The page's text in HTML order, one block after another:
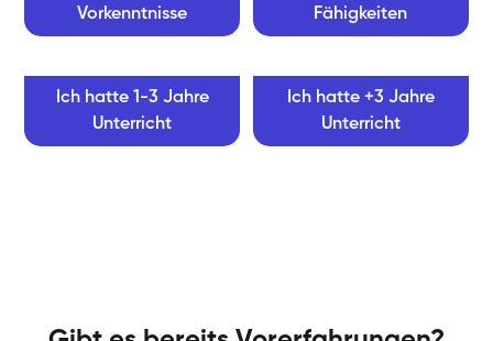
Vorkenntnisse
Fähigkeiten
Ich hatte 1-3 Jahre
Unterricht
Ich hatte +3 Jahre
Unterricht